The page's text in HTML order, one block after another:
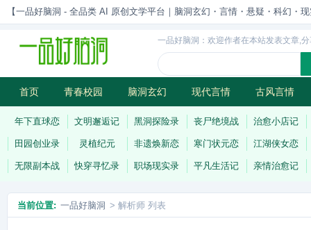
【一品好脑洞 - 全品类 AI 原创文学平台｜脑洞玄幻・言情・悬疑・科幻・
一品好脑洞：欢迎作者在本站发表文章,
首页 青春校园 脑洞玄幻 现代言情 古风言情
历史权谋 武侠江湖 灵异志怪 连载
年下直球恋 文明邂逅记 黑洞探险录 丧尸绝境战 治愈小店记
田园创业录 灵植纪元 非遗焕新恋 寒门状元恋 江湖侠女恋
无限副本战 快穿寻忆录 职场现实录 平凡生活记 亲情治愈记
当前位置: 一品好脑洞 > 解析师 列表